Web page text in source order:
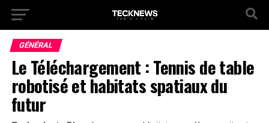
GÉNÉRAL
Le Téléchargement : Tennis de table
robotisé et habitats spatiaux du
futur